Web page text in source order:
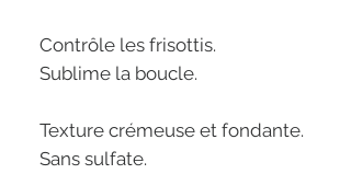
Contrôle les frisottis.
Sublime la boucle.
Texture crémeuse et fondante.
Sans sulfate.